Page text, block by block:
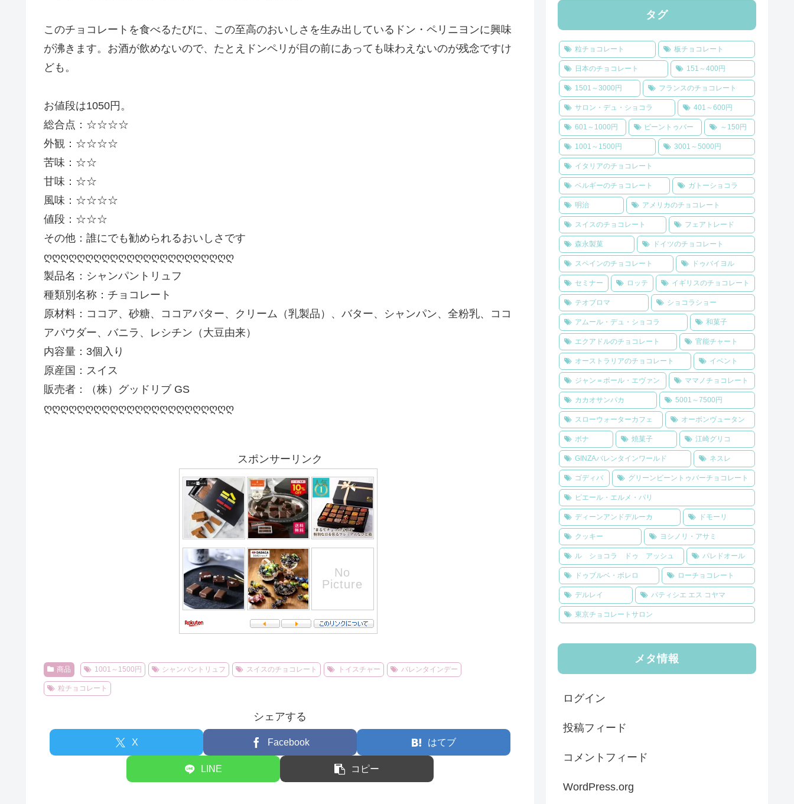
このチョコレートを食べるたびに、この至高のおいしさを生み出しているドン・ペリニヨンに興味
が沸きます。お酒が飲めないので、たとえドンペリが目の前にあっても味わえないのが残念ですけ
ども。
お値段は1050円。
総合点：☆☆☆☆
外観：☆☆☆☆
苦味：☆☆
甘味：☆☆
風味：☆☆☆☆
値段：☆☆☆
その他：誰にでも勧められるおいしさです
ღღღღღღღღღღღღღღღღღღღღღღღ
製品名：シャンパントリュフ
種類別名称：チョコレート
原材料：ココア、砂糖、ココアバター、クリーム（乳製品）、バター、シャンパン、全粉乳、ココ
アパウダー、バニラ、レシチン（大豆由来）
内容量：3個入り
原産国：スイス
販売者：（株）グッドリブ GS
ღღღღღღღღღღღღღღღღღღღღღღღ
スポンサーリンク
商品 1001～1500円 シャンパントリュフ スイスのチョコレート トイスチャー バレンタインデー
粒チョコレート
シェアする
X Facebook はてブ
LINE コピー
タグ
粒チョコレート 板チョコレート
日本のチョコレート 151～400円
1501～3000円 フランスのチョコレート
サロン・デュ・ショコラ 401～600円
601～1000円 ビーントゥバー ～150円
1001～1500円 3001～5000円
イタリアのチョコレート
ベルギーのチョコレート ガトーショコラ
明治 アメリカのチョコレート
スイスのチョコレート フェアトレード
森永製菓 ドイツのチョコレート
スペインのチョコレート ドゥバイヨル
セミナー ロッテ イギリスのチョコレート
テオブロマ ショコラショー
アムール・デュ・ショコラ 和菓子
エクアドルのチョコレート 官能チャート
オーストラリアのチョコレート イベント
ジャン＝ポール・エヴァン ママノチョコレート
カカオサンパカ 5001～7500円
スローウォーターカフェ オーボンヴュータン
ボナ 焼菓子 江崎グリコ
GINZAバレンタインワールド ネスレ
ゴディバ グリーンビーントゥバーチョコレート
ピエール・エルメ・パリ
ディーンアンドデルーカ ドモーリ
クッキー ヨシノリ・アサミ
ル ショコラ ドゥ アッシュ パレドオール
ドゥブルベ・ボレロ ローチョコレート
デルレイ パティシエ エス コヤマ
東京チョコレートサロン
メタ情報
ログイン
投稿フィード
コメントフィード
WordPress.org